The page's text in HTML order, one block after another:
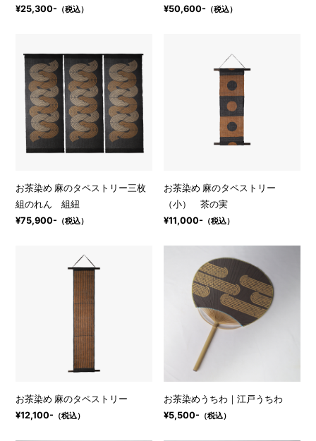
¥25,300- （税込） ¥50,600- （税込）
お茶染め 麻のタペストリー三枚
組のれん 組紐
¥75,900- （税込）
お茶染め 麻のタペストリー
（小） 茶の実
¥11,000- （税込）
お茶染め 麻のタペストリー
¥12,100- （税込）
お茶染めうちわ｜江戸うちわ
¥5,500- （税込）